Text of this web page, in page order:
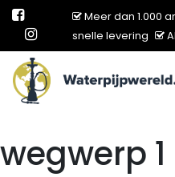
Meer dan 1.000
snelle levering
Main
wegwerp 1